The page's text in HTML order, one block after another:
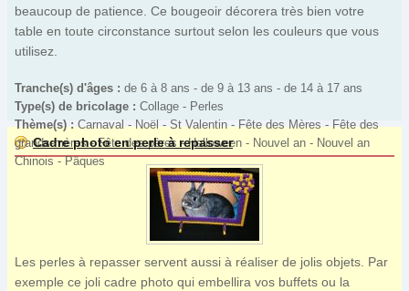
beaucoup de patience. Ce bougeoir décorera très bien votre
table en toute circonstance surtout selon les couleurs que vous
utilisez.
Tranche(s) d'âges : de 6 à 8 ans - de 9 à 13 ans - de 14 à 17 ans
Type(s) de bricolage : Collage - Perles
Thème(s) :Carnaval - Noël - St Valentin - Fête des Mères - Fête des
grands-mères - Fête des pères - Halloween - Nouvel an - Nouvel an
Chinois - Pâques
Cadre photo en perle à repasser
Les perles à repasser servent aussi à réaliser de jolis objets. Par
exemple ce joli cadre photo qui embellira vos buffets ou la